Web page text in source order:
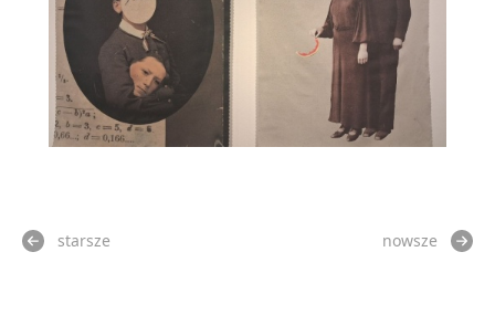
starsze nowsze